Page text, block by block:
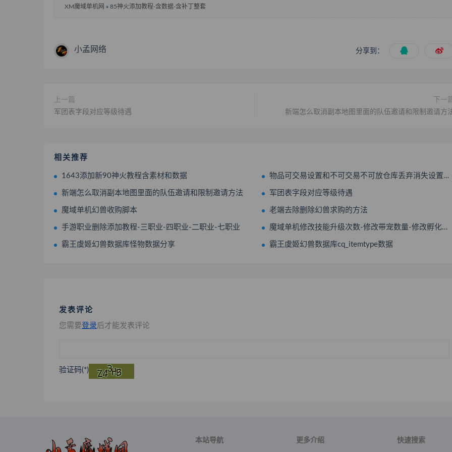
XM魔域单机网 » 85神火添加教程-含数据-含补丁整套
小孟网络 分享到：
上一篇
军团表字段对应等级待遇
下一
新端怎么取消副本地图里面的队伍邀请和限制邀请方
相关推荐
1643添加新90神火教程含素材和数据 物品可交易设置和不可交易不可放仓库丢弃消失设置方法
新端怎么取消副本地图里面的队伍邀请和限制邀请方法 军团表字段对应等级待遇
魔域单机幻兽收购脚本 老端去除删除幻兽求购的方法
手游职业删除添加教程-三职业-四职业-二职业-七职业 魔域单机修改技能升级次数-修改带宠数量-修改孵化格子数量-修改孵出来宝宝星数
霸王虞姬幻兽数据库怪物数据分享 霸王虞姬幻兽数据库cq_itemtype数据
发表评论
您需要登录后才能发表评论
验证码(*)
本站导航 更多介绍 快速搜索